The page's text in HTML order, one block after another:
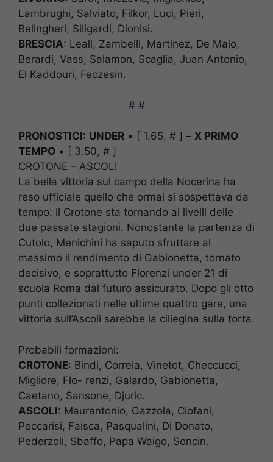
Lambrughi, Salviato, Filkor, Luci, Pieri,
Belingheri, Siligardi, Dionisi.
BRESCIA: Leali, Zambelli, Martinez, De Maio,
Berardi, Vass, Salamon, Scaglia, Juan Antonio,
El Kaddouri, Feczesin.
# #
PRONOSTICI: UNDER • [ 1.65, # ] – X PRIMO
TEMPO • [ 3.50, # ]
CROTONE – ASCOLI
La bella vittoria sul campo della Nocerina ha
reso ufficiale quello che ormai si sospettava da
tempo: il Crotone sta tornando ai livelli delle
due passate stagioni. Nonostante la partenza di
Cutolo, Menichini ha saputo sfruttare al
massimo il rendimento di Gabionetta, tornato
decisivo, e soprattutto Florenzi under 21 di
scuola Roma dal futuro assicurato. Dopo gli otto
punti collezionati nelle ultime quattro gare, una
vittoria sull’Ascoli sarebbe la ciliegina sulla torta.
Probabili formazioni:
CROTONE: Bindi, Correia, Vinetot, Checcucci,
Migliore, Flo- renzi, Galardo, Gabionetta,
Caetano, Sansone, Djuric.
ASCOLI: Maurantonio, Gazzola, Ciofani,
Peccarisi, Faisca, Pasqualini, Di Donato,
Pederzoli, Sbaffo, Papa Waigo, Soncin.